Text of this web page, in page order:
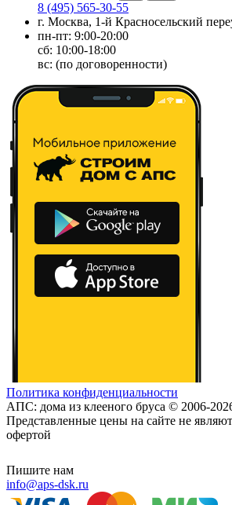
8 (495) 565-30-55
г. Москва, 1-й Красносельский
пн-пт: 9:00-20:00
сб: 10:00-18:00
вс: (по договоренности)
Политика конфиденциальности
АПС: дома из клееного бруса © 2006-
Представленные цены на сайте не
офертой
Пишите нам
info@aps-dsk.ru